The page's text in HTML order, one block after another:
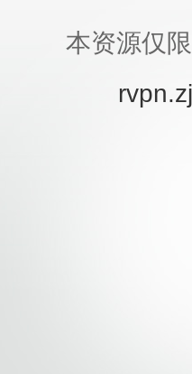
本资源仅